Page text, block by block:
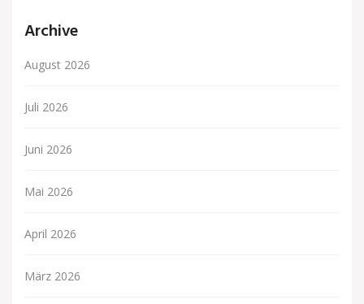
Archive
August 2026
Juli 2026
Juni 2026
Mai 2026
April 2026
März 2026